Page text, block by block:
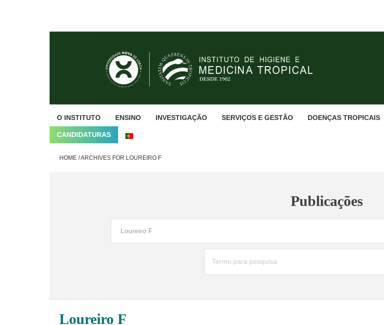
O INSTITUTO ENSINO INVESTIGAÇÃO SERVIÇOS E GESTÃO DOENÇAS TROPICAIS
CANDIDATURAS
HOME /ARCHIVES FOR LOUREIRO F
Publicações
Loureiro F